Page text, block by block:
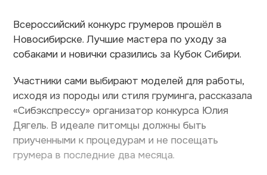
Всероссийский конкурс грумеров прошёл в
Новосибирске. Лучшие мастера по уходу за
собаками и новички сразились за Кубок Сибири.
Участники сами выбирают моделей для работы,
исходя из породы или стиля груминга, рассказала
«Сибэкспрессу» организатор конкурса Юлия
Дягель. В идеале питомцы должны быть
приученными к процедурам и не посещать
грумера в последние два месяца.